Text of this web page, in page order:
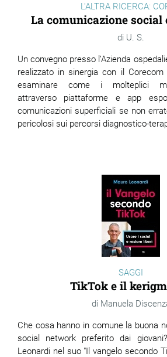
L'ALTRA RICERCA:
La comunicazione social
U. S.
Un convegno presso l’Azienda
realizzato in sinergia con il Corecom
esaminare come i molteplici
attraverso piattaforme e app
comunicazioni superficiali se non
pericolosi sui percorsi diagnostico-
SAGGI
TikTok e il
Manuela
Che cosa hanno in comune la buona
social network preferito dai
Leonardi nel suo "Il vangelo secondo